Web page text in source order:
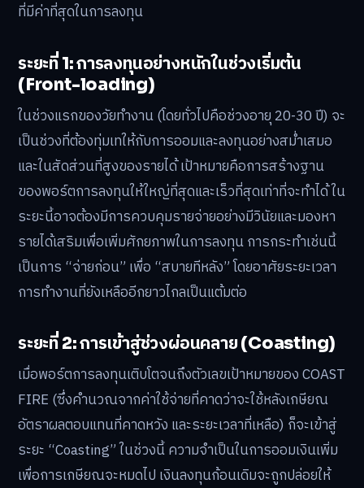
ที่มีค่าที่สุดในการลงทุน
ระยะที่ 1: การลงทุนอย่างหนักในช่วงเริ่มต้น
(Front-loading)
ในช่วงแรกของวัยทำงาน (โดยทั่วไปคือช่วงอายุ 20-30 ปี) จะ
เป็นช่วงที่ต้องทุ่มเทให้กับการออมและลงทุนอย่างสม่ำเสมอ
และในสัดส่วนที่สูงของรายได้ เป้าหมายคือการสร้างฐาน
ของพอร์ตการลงทุนให้ใหญ่ที่สุดและเร็วที่สุดเท่าที่จะทำได้ ใน
ระยะนี้อาจต้องมีการควบคุมรายจ่ายอย่างมีวินัยและมองหา
รายได้เสริมเพื่อเพิ่มศักยภาพในการลงทุน การกระทำเช่นนี้
เป็นการ “จ่ายก่อน” เพื่อ “สบายทีหลัง” โดยอาศัยระยะเวลา
การทำงานที่ยังเหลืออีกยาวไกลเป็นแต้มต่อ
ระยะที่ 2: การเข้าสู่ช่วงผ่อนคลาย (Coasting)
เมื่อพอร์ตการลงทุนเติบโตจนถึงตัวเลขเป้าหมายของ COAST
FIRE (ซึ่งคำนวณจากค่าใช้จ่ายที่คาดว่าจะใช้หลังเกษียณ
อัตราผลตอบแทนที่คาดหวัง และระยะเวลาที่เหลือ) ก็จะเข้าสู่
ระยะ “Coasting” ในช่วงนี้ ความจำเป็นในการออมเงินเพิ่ม
เพื่อการเกษียณจะหมดไป เงินลงทุนก้อนเดิมจะถูกปล่อยให้